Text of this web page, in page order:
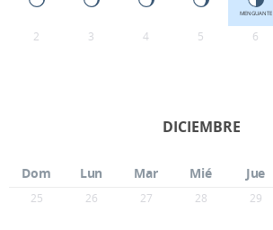
MENGUANTE
2 3 4 5 6
DICIEMBRE
Dom Lun Mar Mié Jue
25 26 27 28 29